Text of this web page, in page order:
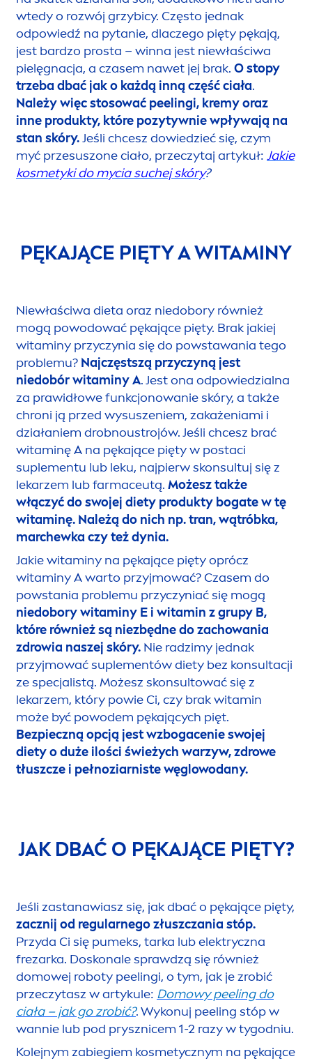
wtedy o rozwój grzybicy. Często jednak
odpowiedź na pytanie, dlaczego pięty pękają,
jest bardzo prosta – winna jest niewłaściwa
pielęgnacja, a czasem nawet jej brak. O stopy
trzeba dbać jak o każdą inną część ciała.
Należy więc stosować peelingi, kremy oraz
inne produkty, które pozytywnie wpływają na
stan skóry.Jeśli chcesz dowiedzieć się, czym
myć przesuszone ciało, przeczytaj artykuł: Jakie
kosmetyki do mycia suchej skóry?
PĘKAJĄCE PIĘTY A WITAMINY
Niewłaściwa dieta oraz niedobory również
mogą powodować pękające pięty. Brak jakiej
witaminy przyczynia się do powstawania tego
problemu? Najczęstszą przyczyną jest
niedobór witaminy A. Jest ona odpowiedzialna
za prawidłowe funkcjonowanie skóry, a także
chroni ją przed wysuszeniem, zakażeniami i
działaniem drobnoustrojów. Jeśli chcesz brać
witaminę A na pękające pięty w postaci
suplementu lub leku, najpierw skonsultuj się z
lekarzem lub farmaceutą. Możesz także
włączyć do swojej diety produkty bogate w tę
witaminę. Należą do nich np. tran, wątróbka,
marchewka czy też dynia.
Jakie witaminy na pękające pięty oprócz
witaminy A warto przyjmować? Czasem do
powstania problemu przyczyniać się mogą
niedobory witaminy E i witamin z grupy B,
które również są niezbędne do zachowania
zdrowia naszej skóry. Nie radzimy jednak
przyjmować suplementów diety bez konsultacji
ze specjalistą. Możesz skonsultować się z
lekarzem, który powie Ci, czy brak witamin
może być powodem pękających pięt.
Bezpieczną opcją jest wzbogacenie swojej
diety o duże ilości świeżych warzyw, zdrowe
tłuszcze i pełnoziarniste węglowodany.
JAK DBAĆ O PĘKAJĄCE PIĘTY?
Jeśli zastanawiasz się, jak dbać o pękające pięty,
zacznij od regularnego złuszczania stóp.
Przyda Ci się pumeks, tarka lub elektryczna
frezarka. Doskonale sprawdzą się również
domowej roboty peelingi, o tym, jak je zrobić
przeczytasz w artykule: Domowy peeling do
ciała – jak go zrobić?. Wykonuj peeling stóp w
wannie lub pod prysznicem 1-2 razy w tygodniu.
Kolejnym zabiegiem kosmetycznym na pękające